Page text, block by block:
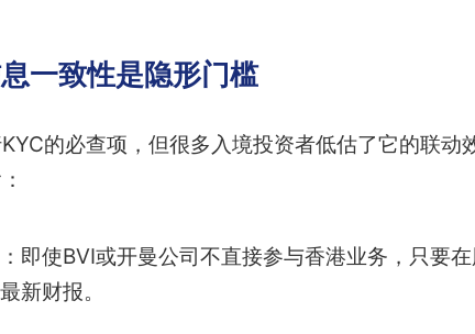
一致性是隐形门槛
的必查项，但很多入境投资者低估了它的联动
：即使BVI或开曼公司不直接参与香港业务，只要
新财报。